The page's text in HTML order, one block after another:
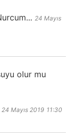
24 Mayıs
olur mu
24 Mayıs 2019 11:30